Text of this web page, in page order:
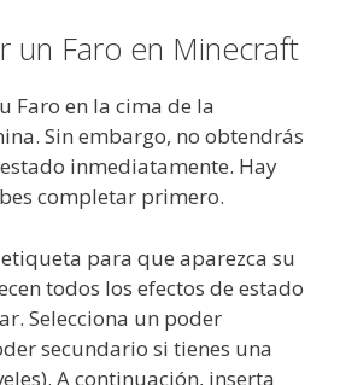
un Faro en Minecraft
Faro en la cima de la
Sin embargo, no obtendrás
inmediatamente. Hay
completar primero.
para que aparezca su
todos los efectos de estado
Selecciona un poder
secundario si tienes una
A continuación, inserta